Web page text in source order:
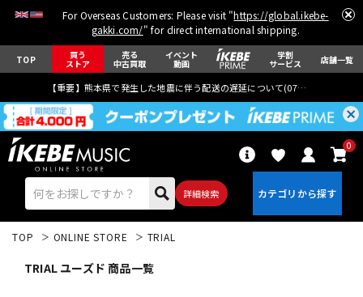
For Overseas Customers: Please visit "https://global.ikebe-
gakki.com/" for direct international shipping.
TOP 買う
ストア
売る
中古買取
イベント
動画
学割
サービス 店舗一覧
【重要】熊本県で発生した地震に伴う配送の遅延について(07月29日
詳細検索
0
TOP ONLINE STORE TRIAL
TRIAL ユーズド 商品一覧